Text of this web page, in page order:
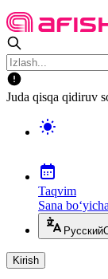
Juda qisqa qidiruv
Taqvim
Sana
Русский
Kirish